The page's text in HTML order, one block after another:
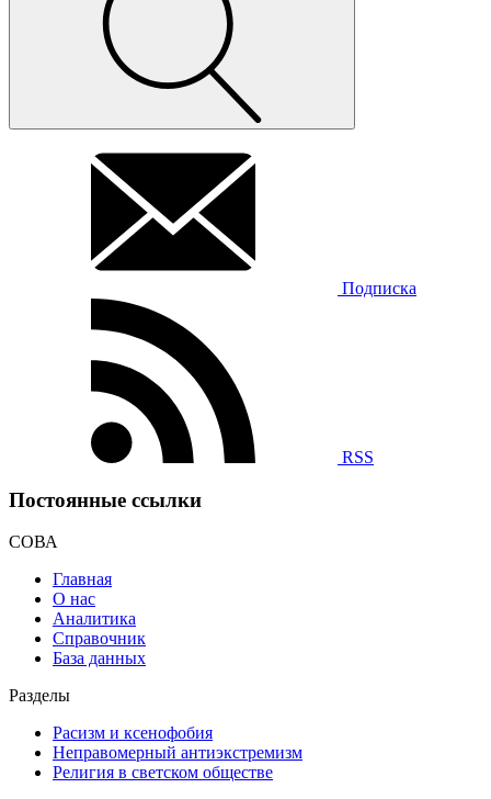
Подписка
RSS
Постоянные ссылки
СОВА
Главная
О нас
Аналитика
Справочник
База данных
Разделы
Расизм и ксенофобия
Неправомерный антиэкстремизм
Религия в светском обществе